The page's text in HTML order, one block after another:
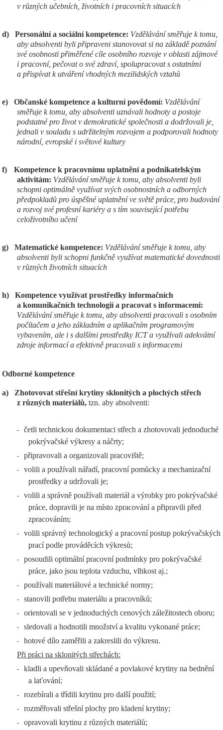
v různých učebních, životních i pracovních situacích
d) Personální a sociální kompetence: Vzdělávání směřuje k tomu,
aby absolventi byli připraveni stanovovat si na základě poznání
své osobnosti přiměřené cíle osobního rozvoje v oblasti zájmové
i pracovní, pečovat o své zdraví, spolupracovat s ostatními
a přispívat k utváření vhodných mezilidských vztahů
e) Občanské kompetence a kulturní povědomí: Vzdělávání
směřuje k tomu, aby absolventi uznávali hodnoty a postoje
podstatné pro život v demokratické společnosti a dodržovali je,
jednali v souladu s udržitelným rozvojem a podporovali hodnoty
národní, evropské i světové kultury
f)
Kompetence k pracovnímu uplatnění a podnikatelským
aktivitám: Vzdělávání směřuje k tomu, aby absolventi byli
schopni optimálně využívat svých osobnostních a odborných
předpokladů pro úspěšné uplatnění ve světě práce, pro budování
a rozvoj své profesní kariéry a s tím související potřebu
celoživotního učení
g) Matematické kompetence: Vzdělávání směřuje k tomu, aby
absolventi byli schopni funkčně využívat matematické dovednosti
v různých životních situacích
h)
Kompetence využívat prostředky informačních
a komunikačních technologií a pracovat s informacemi:
Vzdělávání směřuje k tomu, aby absolventi pracovali s osobním
počítačem a jeho základním a aplikačním programovým
vybavením, ale i s dalšími prostředky ICT a využívali adekvátní
zdroje informací a efektivně pracovali s informacemi
Odborné kompetence
a)
Zhotovovat střešní krytiny sklonitých a plochých střech
z různých materiálů, tzn. aby absolventi:
-
četli technickou dokumentaci střech a zhotovovali jednoduché
pokrývačské výkresy a náčrty;
- připravovali a organizovali pracoviště;
-
volili a používali nářadí, pracovní pomůcky a mechanizační
prostředky a udržovali je;
-
volili a správně používali materiál a výrobky pro pokrývačské
práce, dopravili je na místo zpracování a připravili před
zpracováním;
-
volili správný technologický a pracovní postup pokrývačských
prací podle prováděcích výkresů;
-
posoudili optimální pracovní podmínky pro pokrývačské
práce, jako jsou teplota vzduchu, vlhkost aj.;
- používali materiálové a technické normy;
- stanovili potřebu materiálu a pracovníků;
- orientovali se v jednoduchých cenových záležitostech oboru;
- sledovali a hodnotili množství a kvalitu vykonané práce;
-
hotové dílo zaměřili a zakreslili do výkresu.
Při práci na sklonitých střechách:
-
kladli a upevňovali skládané a povlakové krytiny na bednění
a laťování;
- rozebírali a třídili krytinu pro další použití;
- rozměřovali střešní plochy pro kladení krytiny;
- opravovali krytinu z různých materiálů;